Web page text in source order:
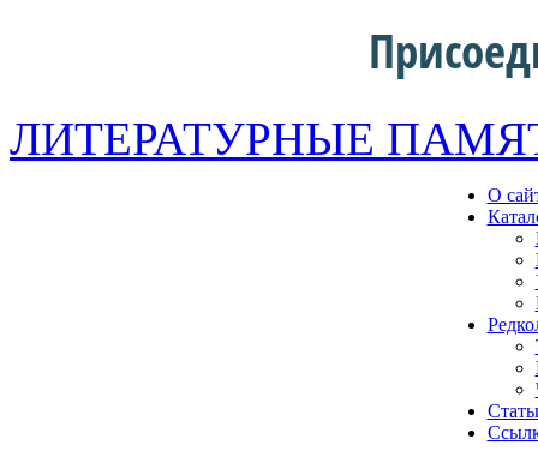
ЛИТЕРАТУРНЫЕ
О